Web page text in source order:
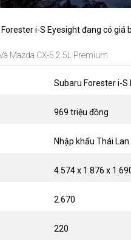
i-S Eyesight đang có giá
Mazda CX-5 2.5L Premium
Subaru Forester i-S
969 triệu đồng
Nhập khẩu Thái Lan
4.574 x 1.876 x
2.670
220